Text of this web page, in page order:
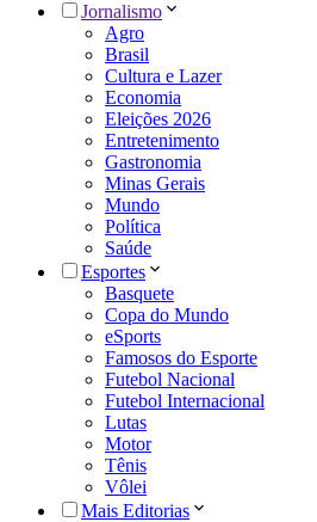
Jornalismo
Agro
Brasil
Cultura e Lazer
Economia
Eleições 2026
Entretenimento
Gastronomia
Minas Gerais
Mundo
Política
Saúde
Esportes
Basquete
Copa do Mundo
eSports
Famosos do Esporte
Futebol Nacional
Futebol Internacional
Lutas
Motor
Tênis
Vôlei
Mais Editorias